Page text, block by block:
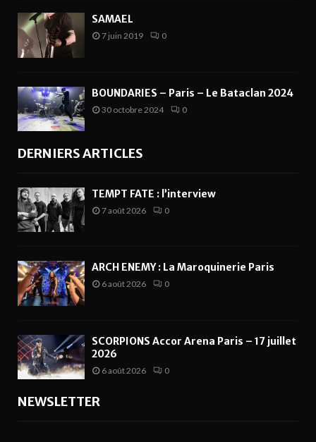
SAMAEL
7 juin 2019 0
BOUNDARIES – Paris – Le Bataclan 2024
30 octobre 2024 0
DERNIERS ARTICLES
TEMPT FATE : l’interview
7 août 2026 0
ARCH ENEMY : La Maroquinerie Paris
6 août 2026 0
SCORPIONS Accor Arena Paris – 17 juillet
2026
6 août 2026 0
NEWSLETTER